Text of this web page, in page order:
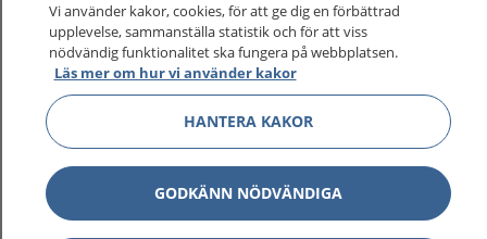
Vi använder kakor, cookies, för att ge dig en förbättrad
upplevelse, sammanställa statistik och för att viss
nödvändig funktionalitet ska fungera på webbplatsen.
Läs mer om hur vi använder kakor
HANTERA KAKOR
GODKÄNN NÖDVÄNDIGA